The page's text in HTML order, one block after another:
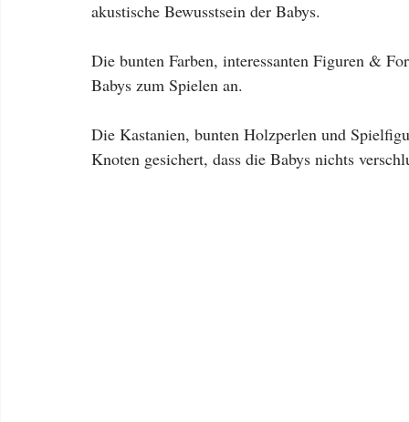
akustische Bewusstsein der Babys.
Die bunten Farben, interessanten Figuren &
Babys zum Spielen an.
Die Kastanien, bunten Holzperlen und
Knoten gesichert, dass die Babys nichts